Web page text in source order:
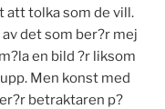
att tolka som de vill.
det som ber?r mej
en bild ?r liksom
Men konst med
betraktaren p?